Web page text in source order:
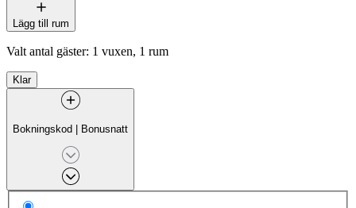
Lägg till rum
Valt antal gäster: 1 vuxen, 1 rum
Klar
Bokningskod | Bonusnatt